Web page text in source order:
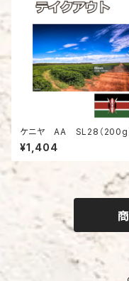
ケニヤ AA SL28（200g
¥1,404